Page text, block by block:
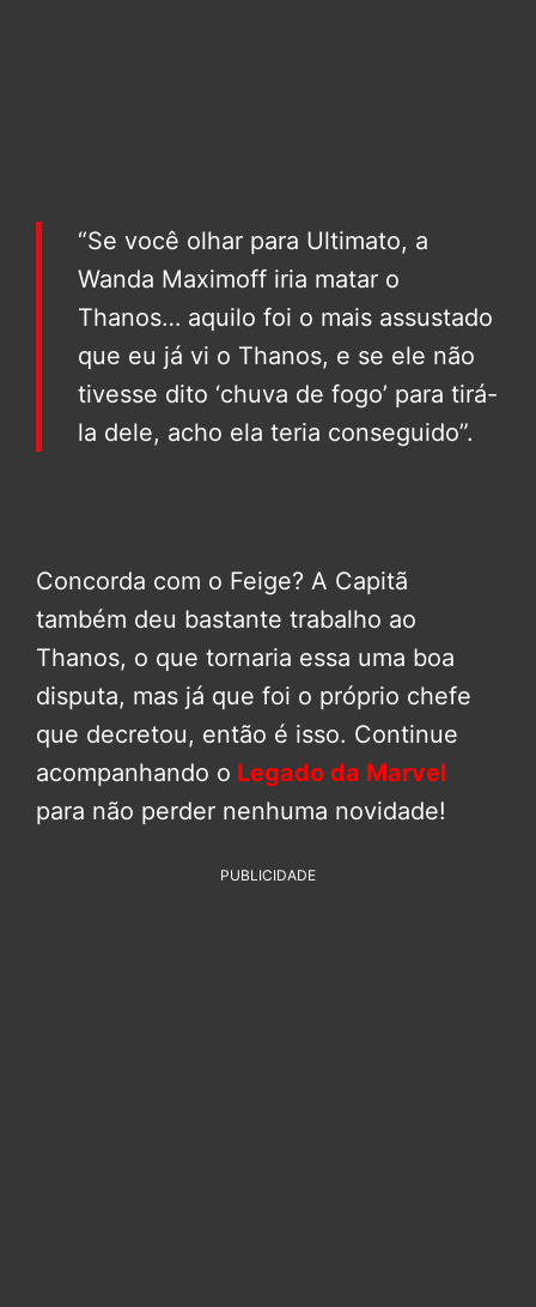
“Se você olhar para Ultimato, a
Wanda Maximoff iria matar o
Thanos… aquilo foi o mais assustado
que eu já vi o Thanos, e se ele não
tivesse dito ‘chuva de fogo’ para tirá-
la dele, acho ela teria conseguido”.
Concorda com o Feige? A Capitã
também deu bastante trabalho ao
Thanos, o que tornaria essa uma boa
disputa, mas já que foi o próprio chefe
que decretou, então é isso. Continue
acompanhando o Legado da Marvel
para não perder nenhuma novidade!
PUBLICIDADE